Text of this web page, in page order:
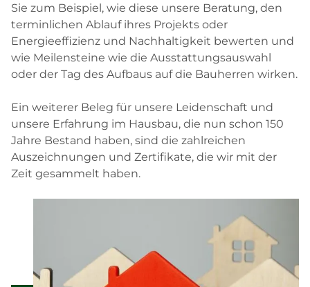
Sie zum Beispiel, wie diese unsere Beratung, den
terminlichen Ablauf ihres Projekts oder
Energieeffizienz und Nachhaltigkeit bewerten und
wie Meilensteine wie die Ausstattungsauswahl
oder der Tag des Aufbaus auf die Bauherren wirken.
Ein weiterer Beleg für unsere Leidenschaft und
unsere Erfahrung im Hausbau, die nun schon 150
Jahre Bestand haben, sind die zahlreichen
Auszeichnungen und Zertifikate, die wir mit der
Zeit gesammelt haben.